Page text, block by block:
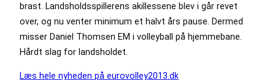
brast. Landsholdsspillerens akillessene blev i går revet
over, og nu venter minimum et halvt års pause. Dermed
misser Daniel Thomsen EM i volleyball på hjemmebane.
Hårdt slag for landsholdet.
Læs hele nyheden på eurovolley2013.dk